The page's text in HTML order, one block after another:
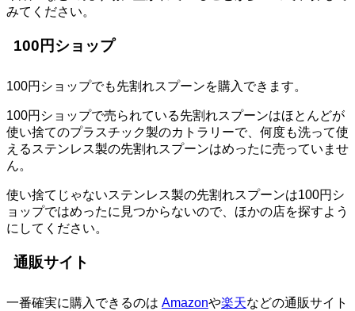
みてください。
100円ショップ
100円ショップでも先割れスプーンを購入できます。
100円ショップで売られている先割れスプーンはほとんどが
使い捨てのプラスチック製のカトラリーで、何度も洗って使
えるステンレス製の先割れスプーンはめったに売っていませ
ん。
使い捨てじゃないステンレス製の先割れスプーンは100円シ
ョップではめったに見つからないので、ほかの店を探すよう
にしてください。
通販サイト
一番確実に購入できるのは Amazonや楽天などの通販サイト